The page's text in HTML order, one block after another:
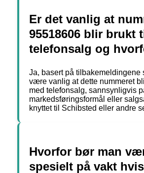
Er det vanlig at
95518606 blir brukt
telefonsalg og
Ja, basert på tilbakemeldingene
være vanlig at dette nummeret
med telefonsalg, sannsynligvis
markedsføringsformål eller
knyttet til Schibsted eller andre
Hvorfor bør man
spesielt på vakt